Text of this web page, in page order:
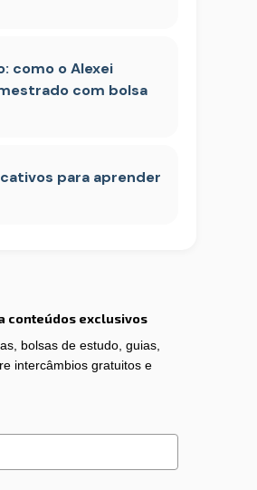
como o Alexei
com bolsa
para aprender
conteúdos exclusivos
bolsas de estudo, guias,
intercâmbios gratuitos e